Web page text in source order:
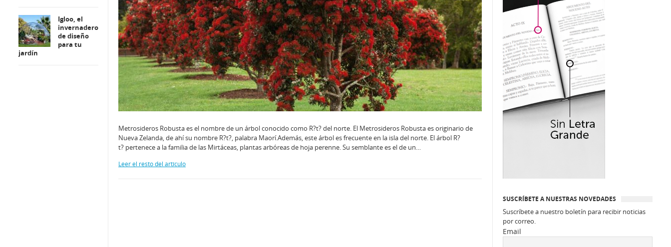
Metrosideros Robusta es el nombre de un árbol conocido como R?t? del norte. El Metrosideros Robusta es originario de
Nueva Zelanda, de ahí su nombre R?t?, palabra Maorí.Además, este árbol es frecuente en la isla del norte. El árbol R?
t? pertenece a la familia de las Mirtáceas, plantas arbóreas de hoja perenne. Su semblante es el de un…
Leer el resto del artículo
Igloo, el
invernadero
de diseño
para tu
jardín
SUSCRÍBETE A NUESTRAS NOVEDADES
Suscríbete a nuestro boletín para recibir noticias
por correo.
Email